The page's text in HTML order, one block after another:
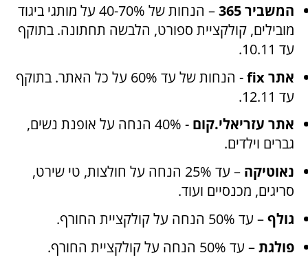
המשביר 365
– הנחות של 40-70% על מותגי ביגוד
מובילים, קולקציית ספורט, הלבשה תחתונה. בתוקף
עד 10.11
.
אתר
- הנחות של עד 60% על כל האתר. בתוקף
עד 12.11
.
אתר עזריאלי.קום
- 40% הנחה על אופנת נשים,
גברים וילדים.
נאוטיקה
– עד 25% הנחה על חולצות, טי שירט,
סריגים, מכנסיים ועוד.
גולף– עד 50% הנחה על קולקציית החורף.
פולגת– עד 50% הנחה על קולקציית החורף.